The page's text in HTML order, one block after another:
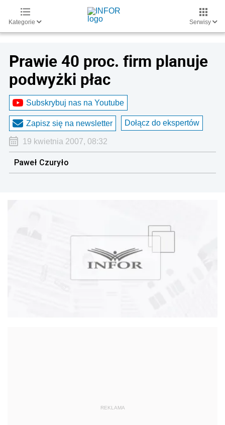
Kategorie Serwisy
Prawie 40 proc. firm planuje
podwyżki płac
Subskrybuj nas na Youtube
Zapisz się na newsletter Dołącz do ekspertów
19 kwietnia 2007, 08:32
Paweł Czuryło